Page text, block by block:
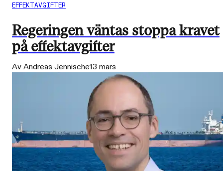
EFFEKTAVGIFTER
Regeringen väntas stoppa kravet
på effektavgifter
Av Andreas Jennische13 mars